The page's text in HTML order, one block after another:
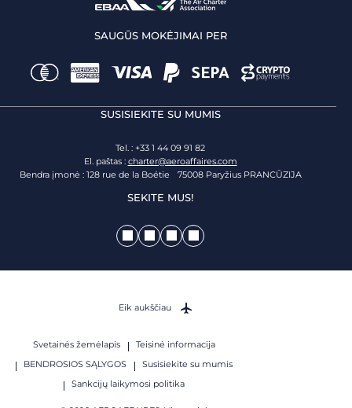
SAUGŪS MOKĖJIMAI PER
SUSISIEKITE SU MUMIS
Tel. : +33 1 44 09 91 82
El. paštas : charter@aeroaffaires.com
Bendra įmonė : 128 rue de la Boétie 75008 Paryžius PRANCŪZIJA
SEKITE MUS!
Svetainės žemėlapis
Teisinė informacija
BENDROSIOS SĄLYGOS
Susisiekite su mumis
Sankcijų laikymosi politika
Eik aukščiau